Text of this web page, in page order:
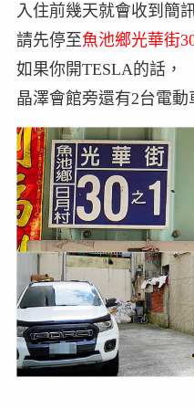
入住前幾天就會收到簡
請先停至魚池鄉光華街
如果你開TESLA的話，
晶澤會館旁還有2台電動